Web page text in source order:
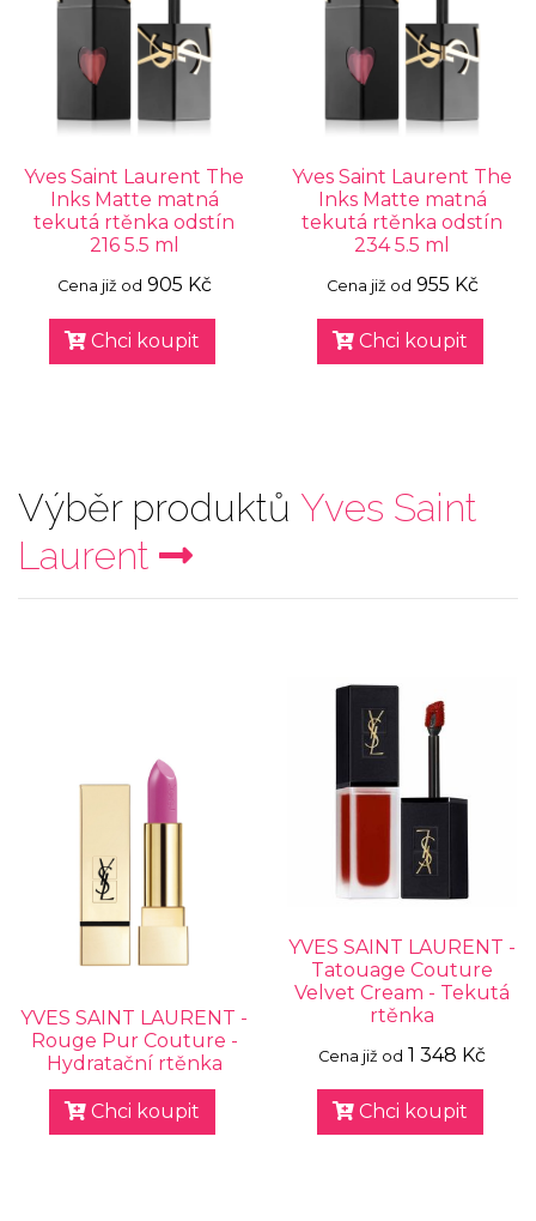
Yves Saint Laurent The
Inks Matte matná
tekutá rtěnka odstín
216 5.5 ml
Cena již od 905 Kč
Chci koupit
Yves Saint Laurent The
Inks Matte matná
tekutá rtěnka odstín
234 5.5 ml
Cena již od 955 Kč
Chci koupit
Výběr produktů Yves Saint
Laurent
YVES SAINT LAURENT -
Rouge Pur Couture -
Hydratační rtěnka
Chci koupit
YVES SAINT LAURENT -
Tatouage Couture
Velvet Cream - Tekutá
rtěnka
Cena již od 1 348 Kč
Chci koupit